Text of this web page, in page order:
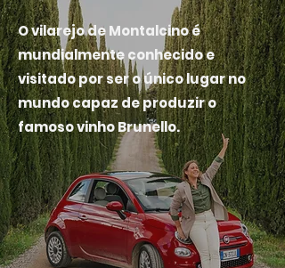
O vilarejo de Montalcino é
mundialmente conhecido e
visitado por ser o único lugar no
mundo capaz de produzir o
famoso vinho Brunello.